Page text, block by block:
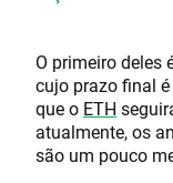
O primeiro deles
cujo prazo final
que o ETH
atualmente, os
são um pouco